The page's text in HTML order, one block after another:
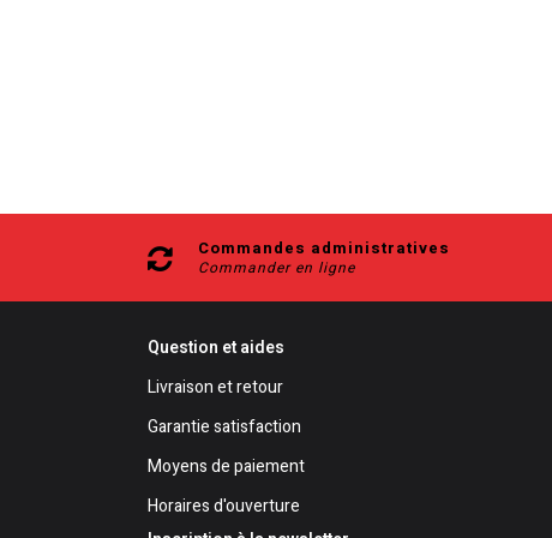
Commandes administratives
Commander en ligne
Question et aides
Livraison et retour
Garantie satisfaction
Moyens de paiement
Horaires d'ouverture